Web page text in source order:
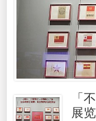
「
展览